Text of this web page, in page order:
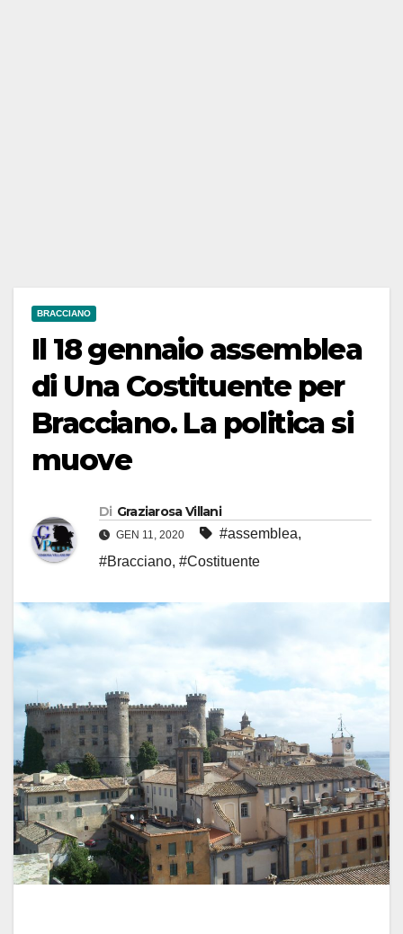
BRACCIANO
Il 18 gennaio assemblea
di Una Costituente per
Bracciano. La politica si
muove
Di Graziarosa Villani
GEN 11, 2020 #assemblea,
#Bracciano, #Costituente